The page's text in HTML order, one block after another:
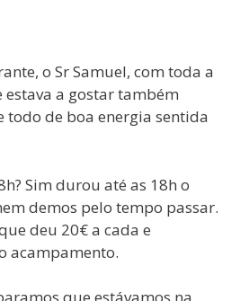
o Sr Samuel, com toda a
a gostar também
de boa energia sentida
Sim durou até as 18h o
demos pelo tempo passar.
deu 20€ a cada e
acampamento.